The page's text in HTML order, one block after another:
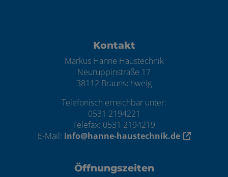
Kontakt
Markus Hanne Haustechnik
Neuruppinstraße 17
38112 Braunschweig
Telefonisch erreichbar unter:
0531 2194221
Telefax: 0531 2194219
E-Mail: info@hanne-haustechnik.de
Öffnungszeiten